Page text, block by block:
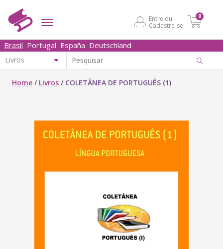
Entre ou
Cadastre-se
0
Brasil Portugal España Deutschland
Home / Livros / COLETÂNEA DE PORTUGUÊS (1)